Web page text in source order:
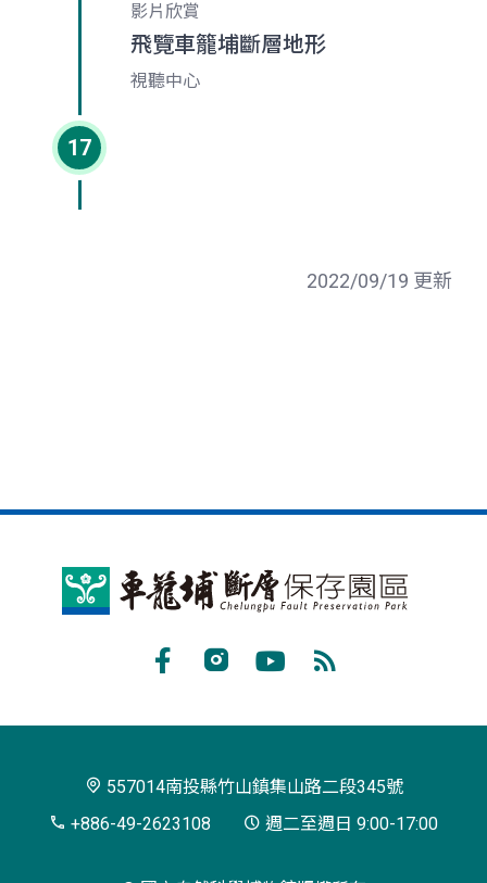
影片欣賞
飛覽車籠埔斷層地形
視聽中心
17
2022/09/19 更新
車
存
閱
557014南投縣竹山鎮集山路二段345號
+886-49-2623108
週二至週日 9:00-17:00